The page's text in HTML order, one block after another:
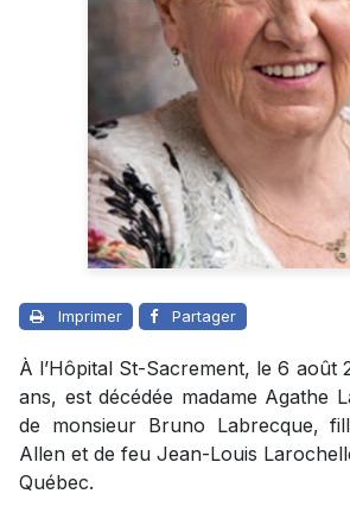
Imprimer Partager
À l’Hôpital St-Sacrement, le 6 août
ans, est décédée madame Agathe
de monsieur Bruno Labrecque,
Allen et de feu Jean-Louis
Québec.